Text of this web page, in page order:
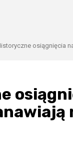
osiągnięcia